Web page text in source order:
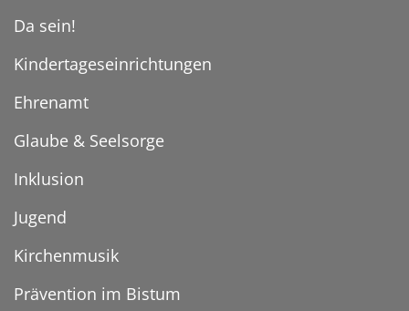
Da sein!
Kindertageseinrichtungen
Ehrenamt
Glaube & Seelsorge
Inklusion
Jugend
Kirchenmusik
Prävention im Bistum